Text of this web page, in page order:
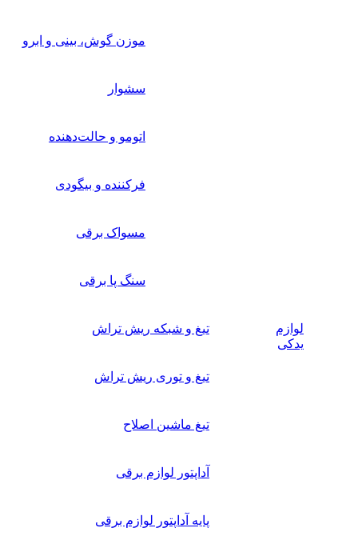
موزن گوش، بینی و ابرو
سشوار
اتومو و حالت‌دهنده
فرکننده و بیگودی
مسواک برقی
سنگ پا برقی
لوازم
یدکی
تیغ و شبکه ریش تراش
تیغ و توری ریش تراش
تیغ ماشین اصلاح
آداپتور لوازم برقی
پایه آداپتور لوازم برقی